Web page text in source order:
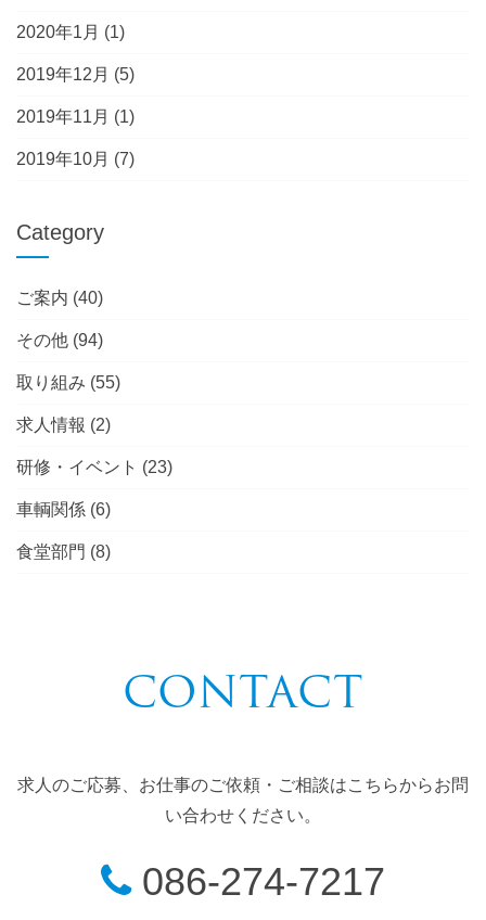
2020年1月 (1)
2019年12月 (5)
2019年11月 (1)
2019年10月 (7)
Category
ご案内 (40)
その他 (94)
取り組み (55)
求人情報 (2)
研修・イベント (23)
車輌関係 (6)
食堂部門 (8)
CONTACT
求人のご応募、お仕事のご依頼・ご相談はこちらからお問
い合わせください。
086-274-7217